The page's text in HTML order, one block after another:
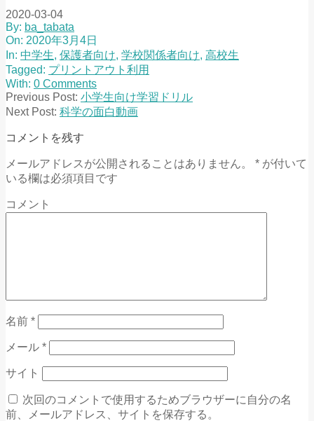
2020-03-04
By: ba_tabata
On: 2020年3月4日
In: 中学生, 保護者向け, 学校関係者向け, 高校生
Tagged: プリントアウト利用
With: 0 Comments
Previous Post: 小学生向け学習ドリル
Next Post: 科学の面白動画
コメントを残す
メールアドレスが公開されることはありません。 * が付いて
いる欄は必須項目です
コメント
名前 *
メール *
サイト
次回のコメントで使用するためブラウザーに自分の名
前、メールアドレス、サイトを保存する。